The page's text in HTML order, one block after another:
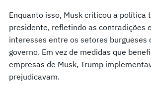
Enquanto isso, Musk criticou a política
presidente, refletindo as contradições
interesses entre os setores burgueses
governo. Em vez de medidas que
empresas de Musk, Trump
prejudicavam.